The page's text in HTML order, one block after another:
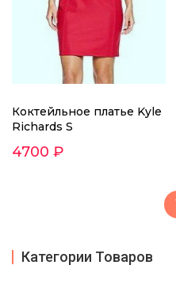
Коктейльное платье Kyle
Richards S
4700 ₽
Категории Товаров